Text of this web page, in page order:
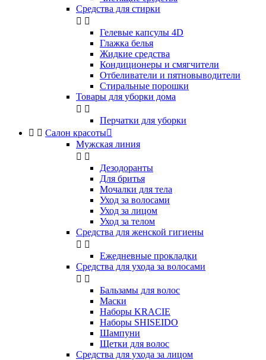
Средства для стирки
 
Гелевые капсулы 4D
Глажка белья
Жидкие средства
Кондиционеры и смягчители
Отбеливатели и пятновыводители
Стиральные порошки
Товары для уборки дома
 
Перчатки для уборки
  Салон красоты
Мужская линия
 
Дезодоранты
Для бритья
Мочалки для тела
Уход за волосами
Уход за лицом
Уход за телом
Средства для женской гигиены
 
Ежедневные прокладки
Средства для ухода за волосами
 
Бальзамы для волос
Маски
Наборы KRACIE
Наборы SHISEIDO
Шампуни
Щетки для волос
Средства для ухода за лицом